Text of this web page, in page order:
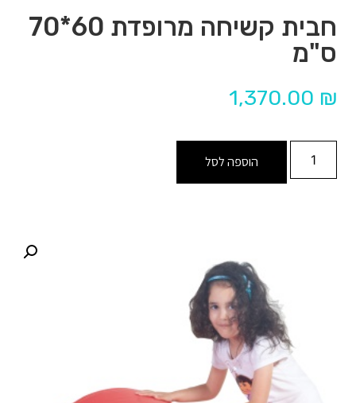
חבית קשיחה מרופדת 60*70
ס"מ
1,370.00 ₪
הוספה לסל